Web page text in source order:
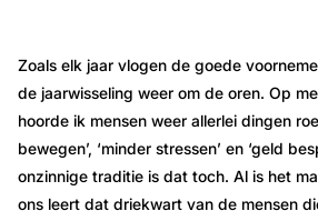
Zoals elk jaar vlogen de goede
de jaarwisseling weer om de oren. Op
hoorde ik mensen weer allerlei dingen
bewegen’, ‘minder stressen’ en ‘geld
onzinnige traditie is dat toch. Al is het
ons leert dat driekwart van de mensen